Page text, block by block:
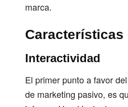
marca.
Interactividad
El primer punto a favor
de marketing pasivo, es